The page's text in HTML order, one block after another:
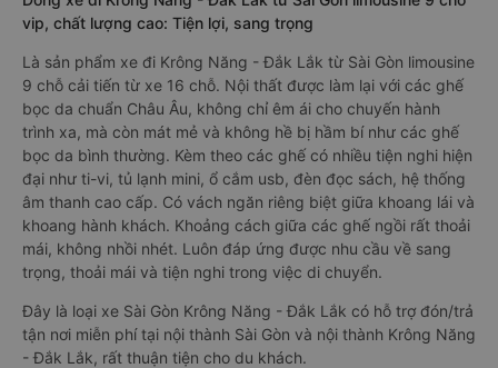
vip, chất lượng cao: Tiện lợi, sang trọng
Là sản phẩm xe đi Krông Năng - Đắk Lắk từ Sài Gòn limousine
9 chỗ cải tiến từ xe 16 chỗ. Nội thất được làm lại với các ghế
bọc da chuẩn Châu Âu, không chỉ êm ái cho chuyến hành
trình xa, mà còn mát mẻ và không hề bị hầm bí như các ghế
bọc da bình thường. Kèm theo các ghế có nhiều tiện nghi hiện
đại như ti-vi, tủ lạnh mini, ổ cắm usb, đèn đọc sách, hệ thống
âm thanh cao cấp. Có vách ngăn riêng biệt giữa khoang lái và
khoang hành khách. Khoảng cách giữa các ghế ngồi rất thoải
mái, không nhồi nhét. Luôn đáp ứng được nhu cầu về sang
trọng, thoải mái và tiện nghi trong việc di chuyển.
Đây là loại xe Sài Gòn Krông Năng - Đắk Lắk có hỗ trợ đón/trả
tận nơi miễn phí tại nội thành Sài Gòn và nội thành Krông Năng
- Đắk Lắk, rất thuận tiện cho du khách.